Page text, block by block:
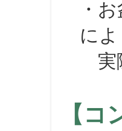
・お
に
実際
【